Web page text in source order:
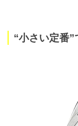
“小さい定番